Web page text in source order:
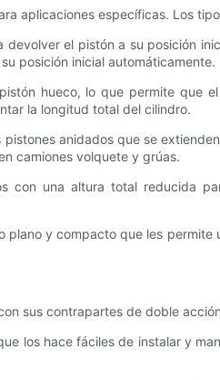
aplicaciones específicas. Los
el pistón a su posición
posición inicial automáticamente.
hueco, lo que permite
la longitud total del cilindro.
anidados que se
camiones volquete y grúas.
con una altura total reducida
y compacto que les
sus contrapartes de doble
los hace fáciles de instalar y